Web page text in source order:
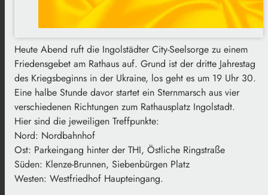
Heute Abend ruft die Ingolstädter City-Seelsorge zu einem
Friedensgebet am Rathaus auf. Grund ist der dritte Jahrestag
des Kriegsbeginns in der Ukraine, los geht es um 19 Uhr 30.
Eine halbe Stunde davor startet ein Sternmarsch aus vier
verschiedenen Richtungen zum Rathausplatz Ingolstadt.
Hier sind die jeweiligen Treffpunkte:
Nord: Nordbahnhof
Ost: Parkeingang hinter der THI, Östliche Ringstraße
Süden: Klenze-Brunnen, Siebenbürgen Platz
Westen: Westfriedhof Haupteingang.